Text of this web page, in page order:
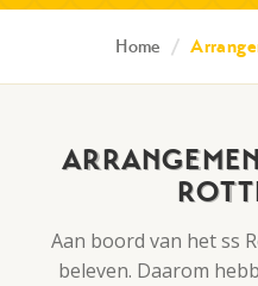
Home /
Aan boord van het ss
beleven. Daarom